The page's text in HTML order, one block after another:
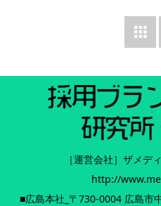

［運営会社］ザメ
http://
■広島本社_〒730-0004 広島市
ン vol.03 特別秋号』（全104
ーマは｢秋冬イン